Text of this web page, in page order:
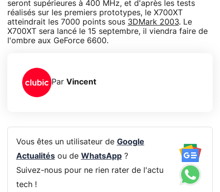
seront supérieures à 400 MHz, et d'après les tests
réalisés sur les premiers prototypes, le X700XT
atteindrait les 7000 points sous 3DMark 2003. Le
X700XT sera lancé le 15 septembre, il viendra faire de
l'ombre aux GeForce 6600.
Par Vincent
Vous êtes un utilisateur de Google
Actualitésou de WhatsApp?
Suivez-nous pour ne rien rater de l'actu
tech !